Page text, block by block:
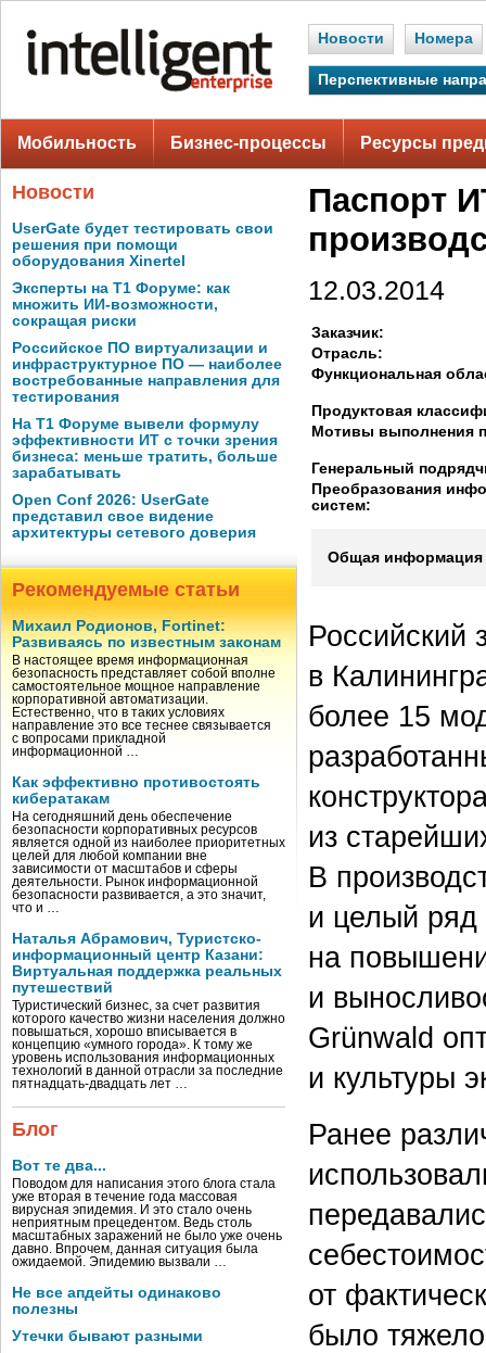
Новости Номера
Перспективные
Мобильность Бизнес-процессы Ресурсы
Новости
UserGate будет тестировать свои
решения при помощи
оборудования Xinertel
Эксперты на Т1 Форуме: как
множить ИИ-возможности,
сокращая риски
Российское ПО виртуализации и
инфраструктурное ПО — наиболее
востребованные направления для
тестирования
На Т1 Форуме вывели формулу
эффективности ИТ с точки зрения
бизнеса: меньше тратить, больше
зарабатывать
Open Conf 2026: UserGate
представил свое видение
архитектуры сетевого доверия
Рекомендуемые статьи
Михаил Родионов, Fortinet:
Развиваясь по известным законам
В настоящее время информационная
безопасность представляет собой вполне
самостоятельное мощное направление
корпоративной автоматизации.
Естественно, что в таких условиях
направление это все теснее связывается
с вопросами прикладной
информационной …
Как эффективно противостоять
кибератакам
На сегодняшний день обеспечение
безопасности корпоративных ресурсов
является одной из наиболее приоритетных
целей для любой компании вне
зависимости от масштабов и сферы
деятельности. Рынок информационной
безопасности развивается, а это значит,
что и …
Наталья Абрамович, Туристско-
информационный центр Казани:
Виртуальная поддержка реальных
путешествий
Туристический бизнес, за счет развития
которого качество жизни населения должно
повышаться, хорошо вписывается в
концепцию «умного города». К тому же
уровень использования информационных
технологий в данной отрасли за последние
пятнадцать-двадцать лет …
Блог
Вот те два...
Поводом для написания этого блога стала
уже вторая в течение года массовая
вирусная эпидемия. И это стало очень
неприятным прецедентом. Ведь столь
масштабных заражений не было уже очень
давно. Впрочем, данная ситуация была
ожидаемой. Эпидемию вызвали …
Не все апдейты одинаково
полезны
Утечки бывают разными
Паспорт
12.03.2014
Заказчик:
Отрасль:
Функциональная
Продуктовая
Мотивы выполнения
Генеральный
Преобразования
систем:
Общая информация
Российский
в
более 15
из
В
и целый ряд
на
и
Grünwald
и культуры
Ранее
от
было